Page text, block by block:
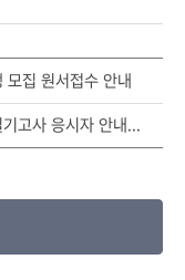
집 원서접수 안내
2026학년도 정시모집 실기고사 응시자 안내사항 공고